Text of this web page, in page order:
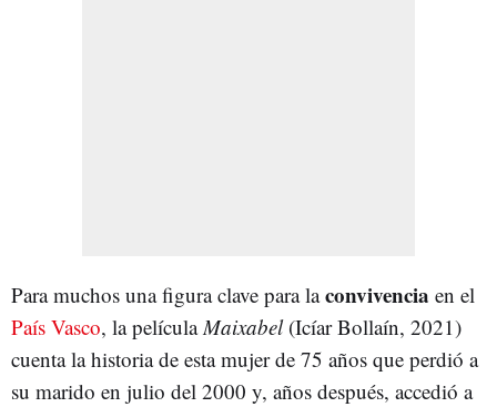
Para muchos una figura clave para laconvivencia en el
País Vasco, la película Maixabel (Icíar Bollaín, 2021)
cuenta la historia de esta mujer de 75 años que perdió a
su marido en julio del 2000 y, años después, accedió a